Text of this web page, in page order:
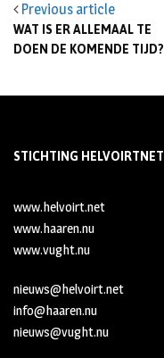
Previous article
WAT IS ER ALLEMAAL TE
DOEN DE KOMENDE TIJD?
STICHTING HELVOIRTNET
www.helvoirt.net
www.haaren.nu
www.vught.nu
nieuws@helvoirt.net
info@haaren.nu
nieuws@vught.nu